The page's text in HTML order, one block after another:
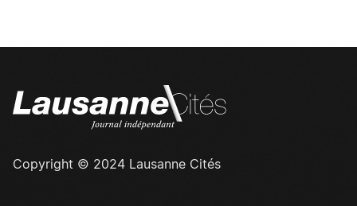
Copyright © 2024 Lausanne Cités